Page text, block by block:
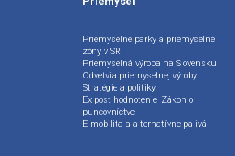
Priemyselné parky a priemyselné
zóny v SR
Priemyselná výroba na Slovensku
Odvetvia priemyselnej výroby
Stratégie a politiky
Ex post hodnotenie_Zákon o
puncovníctve
E-mobilita a alternatívne palivá